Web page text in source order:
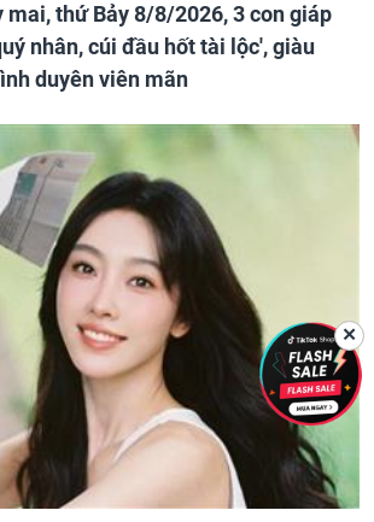
mai, thứ Bảy 8/8/2026, 3 con giáp
nhân, cúi đầu hốt tài lộc', giàu
duyên viên mãn
✕